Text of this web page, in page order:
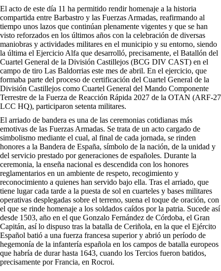
El acto de este día 11 ha permitido rendir homenaje a la historia
compartida entre Barbastro y las Fuerzas Armadas, reafirmando al
tiempo unos lazos que continúan plenamente vigentes y que se han
visto reforzados en los últimos años con la celebración de diversas
maniobras y actividades militares en el municipio y su entorno, siendo
la última el Ejercicio Alfa que desarrolló, precisamente, el Batallón del
Cuartel General de la División Castillejos (BCG DIV CAST) en el
campo de tiro Las Baldorrias este mes de abril. En el ejercicio, que
formaba parte del proceso de certificación del Cuartel General de la
División Castillejos como Cuartel General del Mando Componente
Terrestre de la Fuerza de Reacción Rápida 2027 de la OTAN (ARF-27
LCC HQ), participaron setenta militares.
El arriado de bandera es una de las ceremonias cotidianas más
emotivas de las Fuerzas Armadas. Se trata de un acto cargado de
simbolismo mediante el cual, al final de cada jornada, se rinden
honores a la Bandera de España, símbolo de la nación, de la unidad y
del servicio prestado por generaciones de españoles. Durante la
ceremonia, la enseña nacional es descendida con los honores
reglamentarios en un ambiente de respeto, recogimiento y
reconocimiento a quienes han servido bajo ella. Tras el arriado, que
tiene lugar cada tarde a la puesta de sol en cuarteles y bases militares
operativas desplegadas sobre el terreno, suena el toque de oración, con
el que se rinde homenaje a los soldados caídos por la patria. Sucede así
desde 1503, año en el que Gonzalo Fernández de Córdoba, el Gran
Capitán, así lo dispuso tras la batalla de Ceriñola, en la que el Ejército
Español batió a una fuerza francesa superior y abrió un período de
hegemonía de la infantería española en los campos de batalla europeos
que habría de durar hasta 1643, cuando los Tercios fueron batidos,
precisamente por Francia, en Rocroi.